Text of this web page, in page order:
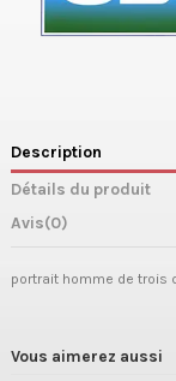
Description
Détails du produit
Avis(0)
portrait homme de trois
Vous aimerez aussi